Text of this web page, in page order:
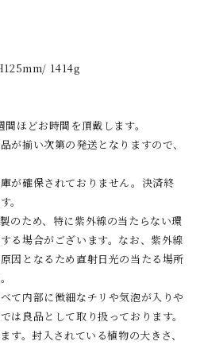
1414g
ほどお時間を頂戴します。
が揃い次第の発送となりますので、
が確保されておりません。決済終
。
のため、特に紫外線の当たらない環
る場合がございます。なお、紫外線
因となるため直射日光の当たる場所
て内部に微細なチリや気泡が入りや
は良品として取り扱っております。
す。封入されている植物の大きさ、